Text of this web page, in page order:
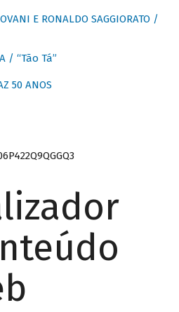
E RONALDO SAGGIORATO /
/ “Tão Tá”
50 ANOS